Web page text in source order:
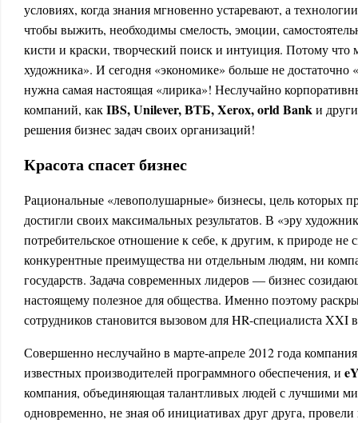
условиях, когда знания мгновенно устаревают, а
чтобы выжить, необходимы смелость, эмоции,
кисти и краски, творческий поиск и интуиция. Потому что
художника». И сегодня «экономике» больше не достаточно
нужна самая настоящая «лирика»! Неслучайно
компаний, какIBS,Unilever, ВТБ,Xerox,orld Bankи
решения бизнес задач своих организаций!
Красота спасет бизнес
Рациональные «левополушарные» бизнесы, цель которых
достигли своих максимальных результатов. В «эру
потребительское отношение к себе, к другим, к природе не
конкурентные преимущества ни отдельным людям, ни
государств. Задача современных лидеров ― бизнес
настоящему полезное для общества. Именно поэтому
сотрудников становится вызовом для HR-специалиста XXI
Совершенно неслучайно в марте-апреле 2012 года
известных производителей программного обеспечения, и
компания, объединяющая талантливых людей с лучшими
одновременно, не зная об инициативах друг друга,